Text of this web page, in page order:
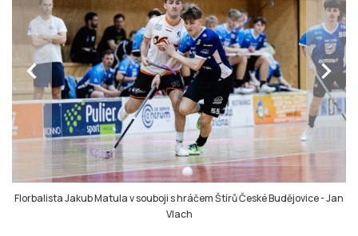
chevron_left chevron_right
Florbalista Jakub Matula v souboji s hráčem Štírů České Budějovice-Jan
Vlach